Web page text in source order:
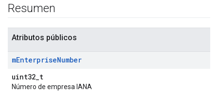
Resumen
Atributos públicos
mEnterpriseNumber
uint32_t
Número de empresa IANA